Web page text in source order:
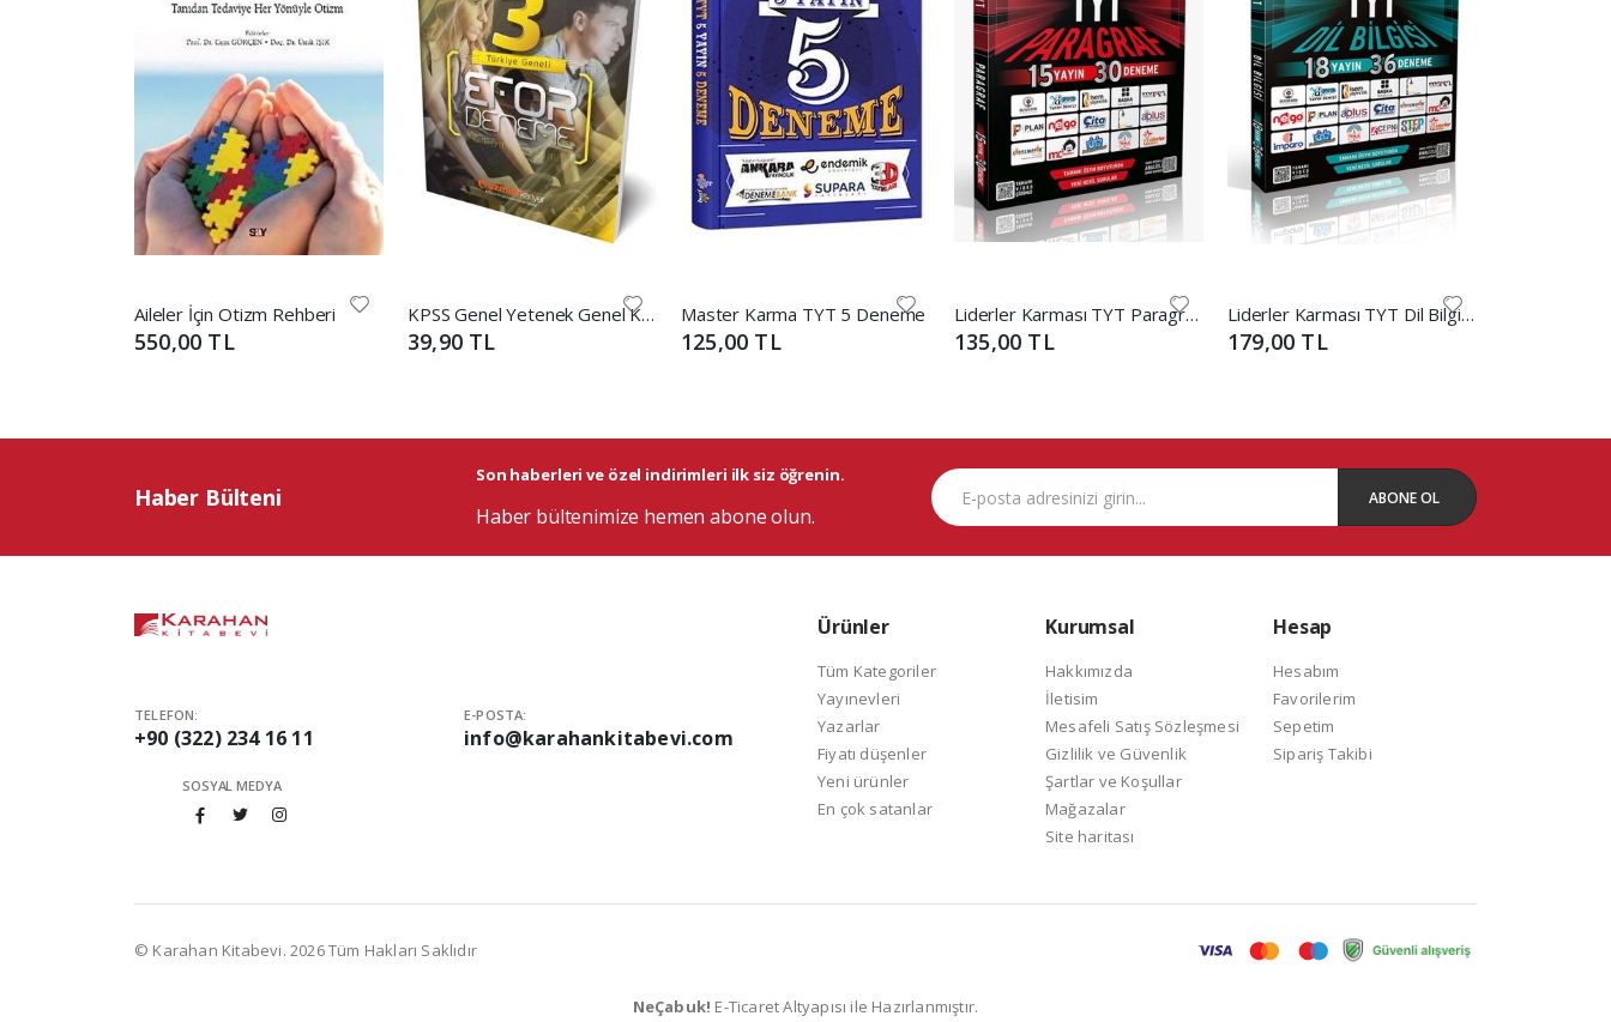
Aileler İçin Otizm Rehberi
550,00 TL
KPSS Genel Yetenek Genel Kültür Efor 3 Deneme Çözümlü
39,90 TL
Master Karma TYT 5 Deneme
125,00 TL
Liderler Karması TYT Paragraf 15 Yayın 30 Deneme
135,00 TL
Liderler Karması TYT Dil Bilgisi Denemeleri (18x36)
179,00 TL
Haber Bülteni
Son haberleri ve özel indirimleri ilk siz öğrenin.
Haber bültenimize hemen abone olun.
ABONE OL
TELEFON:
+90 (322) 234 16 11
E-POSTA:
info@karahankitabevi.com
SOSYAL MEDYA
Ürünler
Tüm Kategoriler
Yayınevleri
Yazarlar
Fiyatı düşenler
Yeni ürünler
En çok satanlar
Kurumsal
Hakkımızda
İletisim
Mesafeli Satış Sözleşmesi
Gizlilik ve Güvenlik
Şartlar ve Koşullar
Mağazalar
Site haritası
Hesap
Hesabım
Favorilerim
Sepetim
Sipariş Takibi
© Karahan Kitabevi. 2026 Tüm Hakları Saklıdır
NeÇabuk! E-Ticaret Altyapısı ile Hazırlanmıştır.